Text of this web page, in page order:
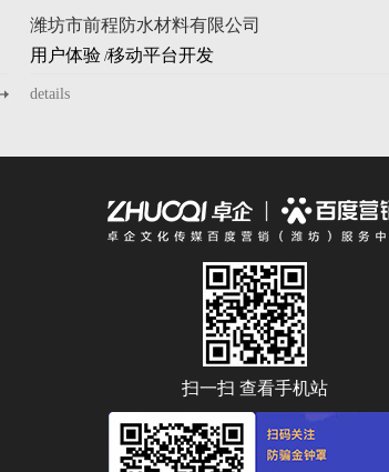
潍坊市前程防水材料有限公司
用户体验 /移动平台开发
details
扫一扫 查看手机站